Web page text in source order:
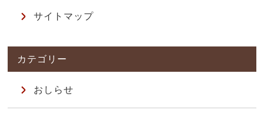
サイトマップ
おしらせ